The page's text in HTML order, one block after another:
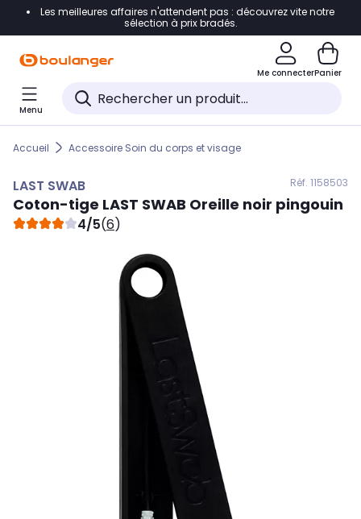
Accéder directement à la navigation
Accéder directement au pied de page
Accéder directement au chatbot
Les meilleures affaires n'attendent pas : découvrez vite notre
sélection à prix bradés.
Me connecterPanier
Menu
Accueil Accessoire Soin du corps et visage
LAST SWAB Réf. 1158503
Coton-tige LAST SWAB Oreille noir pingouin
4/5(6)